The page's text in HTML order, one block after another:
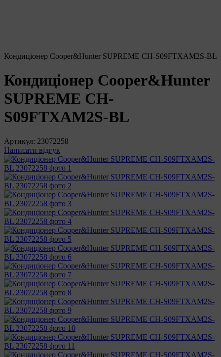
Кондиціонер Cooper&Hunter SUPREME CH-S09FTXAM2S-BL
Кондиціонер Cooper&Hunter
SUPREME CH-
S09FTXAM2S-BL
Артикул: 23072258
Написати відгук